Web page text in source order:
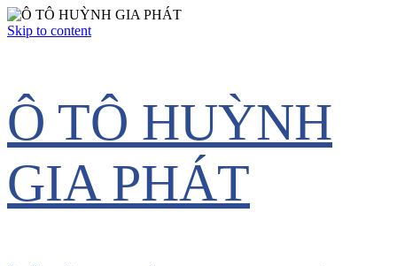
Skip to content
Ô TÔ HUỲNH
GIA PHÁT